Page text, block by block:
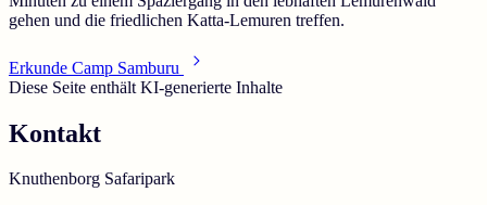
gehen und die friedlichen Katta-Lemuren treffen.
Erkunde Camp Samburu
Diese Seite enthält KI-generierte Inhalte
Kontakt
Knuthenborg Safaripark